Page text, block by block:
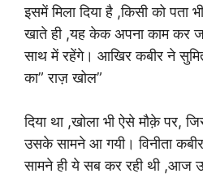
इसमें मिला दिया है ,किसी को पता
खाते ही ,यह केक अपना काम कर
साथ में रहेंगे। आखिर कबीर ने
का” राज़ खोल”
दिया था ,खोला भी ऐसे मौक़े पर,
उसके सामने आ गयी। विनीता
सामने ही ये सब कर रही थी ,आज